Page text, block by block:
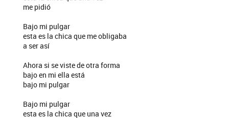
me pidió
Bajo mi pulgar
esta es la chica que me obligaba
a ser así
Ahora si se viste de otra forma
bajo en mi ella está
bajo mi pulgar
Bajo mi pulgar
esta es la chica que una vez